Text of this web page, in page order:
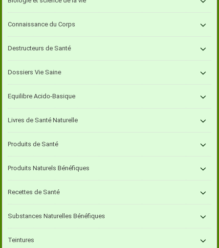
Connaissance du Corps
Destructeurs de Santé
Dossiers Vie Saine
Equilibre Acido-Basique
Livres de Santé Naturelle
Produits de Santé
Produits Naturels Bénéfiques
Recettes de Santé
Substances Naturelles Bénéfiques
Teintures